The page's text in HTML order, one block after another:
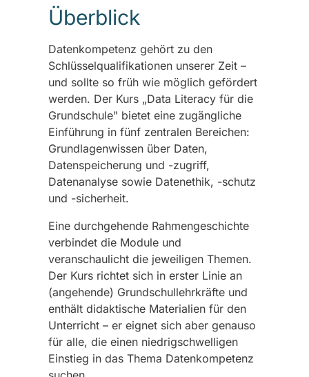
Überblick
Datenkompetenz gehört zu den
Schlüsselqualifikationen unserer Zeit –
und sollte so früh wie möglich gefördert
werden. Der Kurs „Data Literacy für die
Grundschule" bietet eine zugängliche
Einführung in fünf zentralen Bereichen:
Grundlagenwissen über Daten,
Datenspeicherung und -zugriff,
Datenanalyse sowie Datenethik, -schutz
und -sicherheit.
Eine durchgehende Rahmengeschichte
verbindet die Module und
veranschaulicht die jeweiligen Themen.
Der Kurs richtet sich in erster Linie an
(angehende) Grundschullehrkräfte und
enthält didaktische Materialien für den
Unterricht – er eignet sich aber genauso
für alle, die einen niedrigschwelligen
Einstieg in das Thema Datenkompetenz